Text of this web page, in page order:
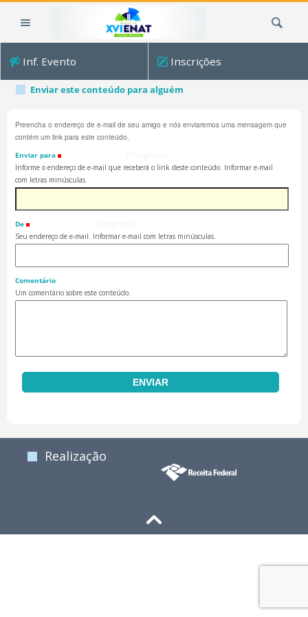
Inf. Evento Inscrições
Enviar este conteúdo para alguém
Preencha o endereço de e-mail de seu amigo e nós enviaremos uma mensagem que
contém um link para este conteúdo.
Enviar para
Informe o endereço de e-mail que receberá o link deste conteúdo. Informar e-mail
com letras minúsculas.
De
Seu endereço de e-mail. Informar e-mail com letras minúsculas.
Comentário
Um comentário sobre este conteúdo.
Realização